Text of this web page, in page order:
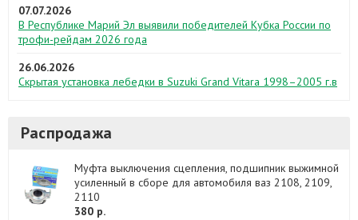
07.07.2026
В Республике Марий Эл выявили победителей Кубка России по
трофи-рейдам 2026 года
26.06.2026
Скрытая установка лебедки в Suzuki Grand Vitara 1998–2005 г.в
Распродажа
Муфта выключения сцепления, подшипник выжимной
усиленный в сборе для автомобиля ваз 2108, 2109,
2110
380 р.